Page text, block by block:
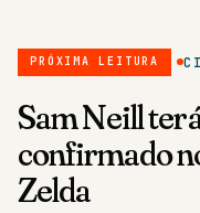
PRÓXIMA LEITURA
Sam Neill
confirmado
Zelda